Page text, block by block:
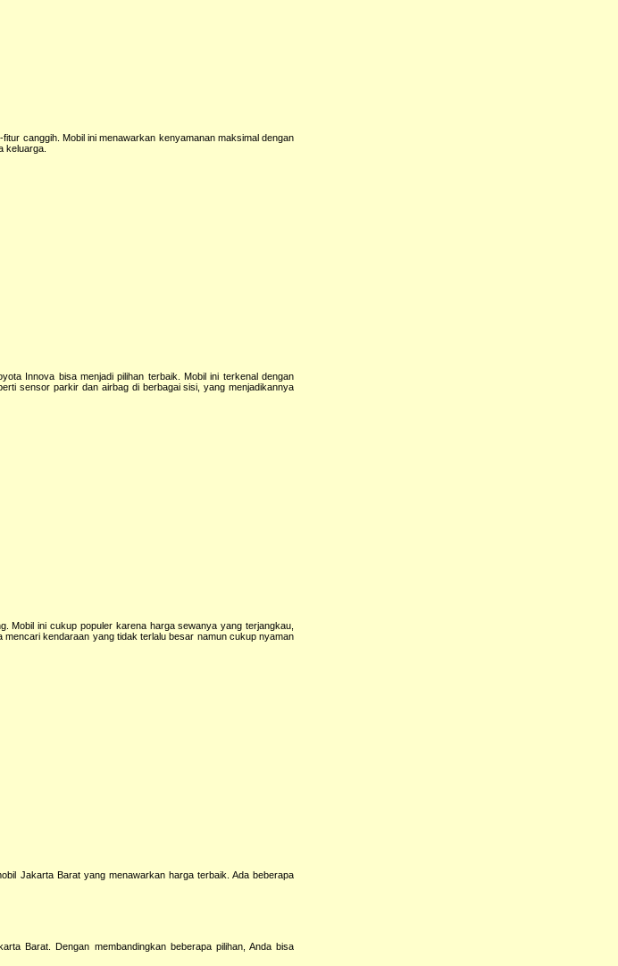
canggih. Mobil ini menawarkan kenyamanan maksimal dengan
keluarga.
Innova bisa menjadi pilihan terbaik. Mobil ini terkenal dengan
sensor parkir dan airbag di berbagai sisi, yang menjadikannya
Mobil ini cukup populer karena harga sewanya yang terjangkau,
kendaraan yang tidak terlalu besar namun cukup nyaman
Jakarta Barat yang menawarkan harga terbaik. Ada beberapa
Barat. Dengan membandingkan beberapa pilihan, Anda bisa